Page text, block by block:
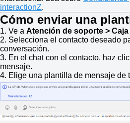
interactionZ.
Cómo enviar una
1. Ve a Atención de soporte >
2. Selecciona el contacto deseado
conversación.
3. En el chat con el contacto, haz
mensaje.
4. Elige una plantilla de mensaje de